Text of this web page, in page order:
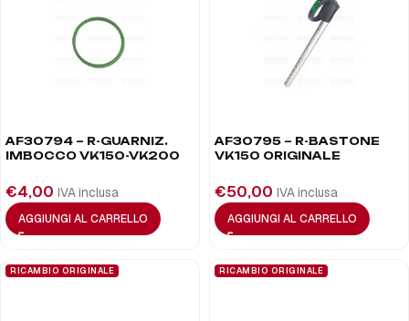
AF30794 – R-GUARNIZ.
IMBOCCO VK150-VK200
€4,00 IVA inclusa
AGGIUNGI AL CARRELLO
AF30795 – R-BASTONE
VK150 ORIGINALE
€50,00 IVA inclusa
AGGIUNGI AL CARRELLO
RICAMBIO ORIGINALE RICAMBIO ORIGINALE